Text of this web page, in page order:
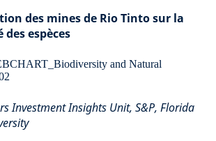
des mines de Rio Tinto sur la
espèces
Investment Insights Unit, S&P, Florida